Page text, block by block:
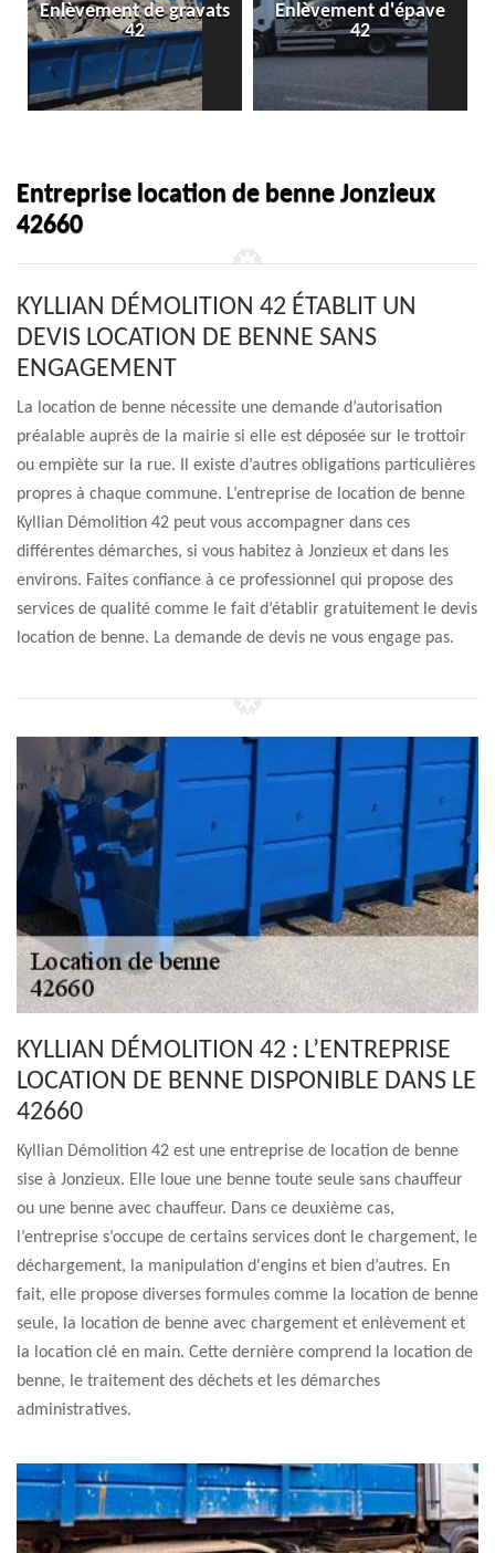
Enlèvement de gravats
42
Enlèvement d'épave
42
Entreprise location de benne Jonzieux
42660
KYLLIAN DÉMOLITION 42 ÉTABLIT UN
DEVIS LOCATION DE BENNE SANS
ENGAGEMENT
La location de benne nécessite une demande d’autorisation
préalable auprès de la mairie si elle est déposée sur le trottoir
ou empiète sur la rue. Il existe d’autres obligations particulières
propres à chaque commune. L’entreprise de location de benne
Kyllian Démolition 42 peut vous accompagner dans ces
différentes démarches, si vous habitez à Jonzieux et dans les
environs. Faites confiance à ce professionnel qui propose des
services de qualité comme le fait d’établir gratuitement le devis
location de benne. La demande de devis ne vous engage pas.
KYLLIAN DÉMOLITION 42 : L’ENTREPRISE
LOCATION DE BENNE DISPONIBLE DANS LE
42660
Kyllian Démolition 42 est une entreprise de location de benne
sise à Jonzieux. Elle loue une benne toute seule sans chauffeur
ou une benne avec chauffeur. Dans ce deuxième cas,
l’entreprise s’occupe de certains services dont le chargement, le
déchargement, la manipulation d'engins et bien d’autres. En
fait, elle propose diverses formules comme la location de benne
seule, la location de benne avec chargement et enlèvement et
la location clé en main. Cette dernière comprend la location de
benne, le traitement des déchets et les démarches
administratives.